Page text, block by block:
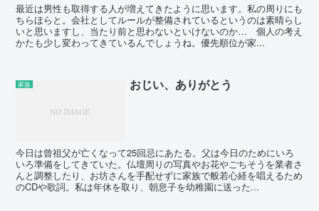
最近は男性も取得する人が増えてきたように思います。私の周りにも
ちらほらと。会社としてルールが整備されているというのは素晴らし
いと思いますし、当たり前と思わないといけないのか… 個人の考え
かたも少し変わってきているんでしょうね。優先順位が家...
家族 おじい、ありがとう
今日は曾祖父が亡くなって25回忌にあたる。父は今日のためにいろ
いろ準備をしてきていた。仏壇周りの写真やお花やごちそうを業者さ
んと調整したり、お坊さんを手配せずに家族で般若心経を唱えるため
のCDや歌詞。私は年休を取り、朝息子を幼稚園に送った...